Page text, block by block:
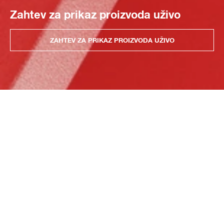
Zahtev za prikaz proizvoda uživo
ZAHTEV ZA PRIKAZ PROIZVODA UŽIVO